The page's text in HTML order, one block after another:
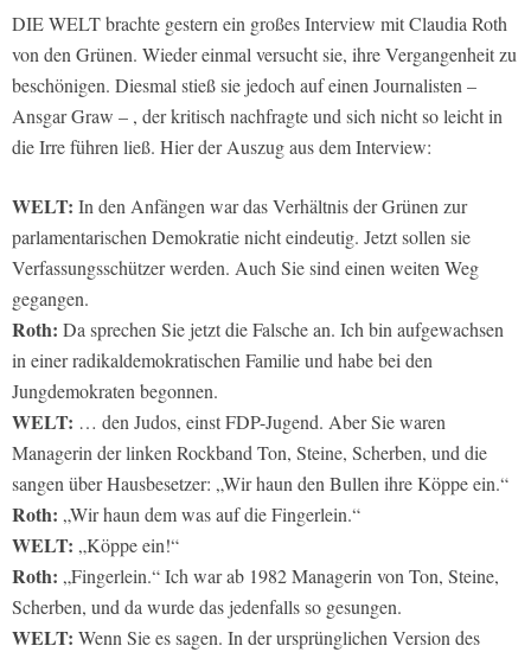
DIE WELT brachte gestern ein großes Interview mit Claudia Roth
von den Grünen. Wieder einmal versucht sie, ihre Vergangenheit zu
beschönigen. Diesmal stieß sie jedoch auf einen Journalisten –
Ansgar Graw – , der kritisch nachfragte und sich nicht so leicht in
die Irre führen ließ. Hier der Auszug aus dem Interview:
WELT: In den Anfängen war das Verhältnis der Grünen zur
parlamentarischen Demokratie nicht eindeutig. Jetzt sollen sie
Verfassungsschützer werden. Auch Sie sind einen weiten Weg
gegangen.
Roth: Da sprechen Sie jetzt die Falsche an. Ich bin aufgewachsen
in einer radikaldemokratischen Familie und habe bei den
Jungdemokraten begonnen.
WELT: … den Judos, einst FDP-Jugend. Aber Sie waren
Managerin der linken Rockband Ton, Steine, Scherben, und die
sangen über Hausbesetzer: „Wir haun den Bullen ihre Köppe ein.“
Roth: „Wir haun dem was auf die Fingerlein.“
WELT: „Köppe ein!“
Roth: „Fingerlein.“ Ich war ab 1982 Managerin von Ton, Steine,
Scherben, und da wurde das jedenfalls so gesungen.
WELT: Wenn Sie es sagen. In der ursprünglichen Version des